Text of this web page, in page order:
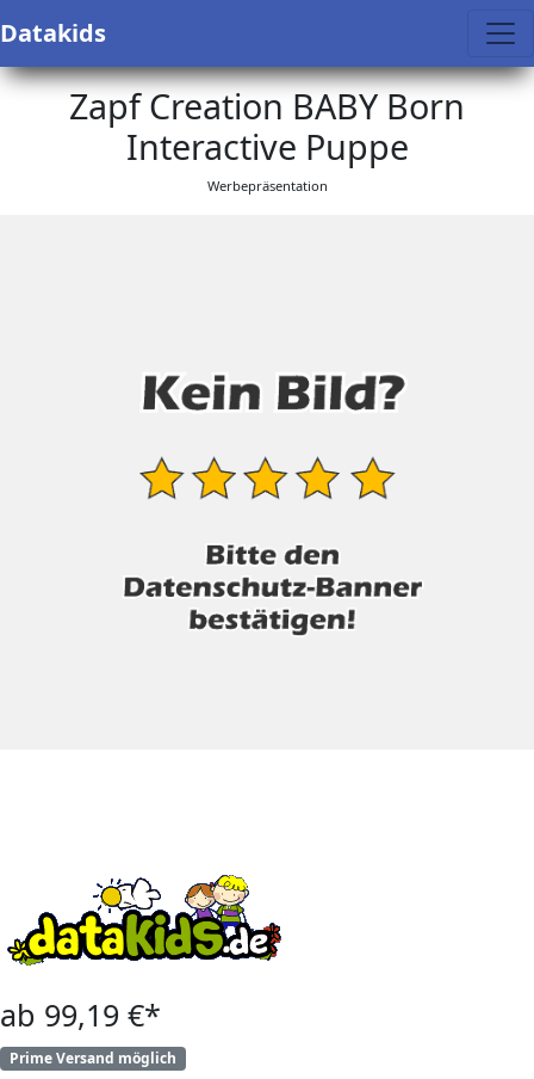
Datakids
Zapf Creation BABY Born
Interactive Puppe
Werbepräsentation
ab 99,19 €*
Prime Versand möglich